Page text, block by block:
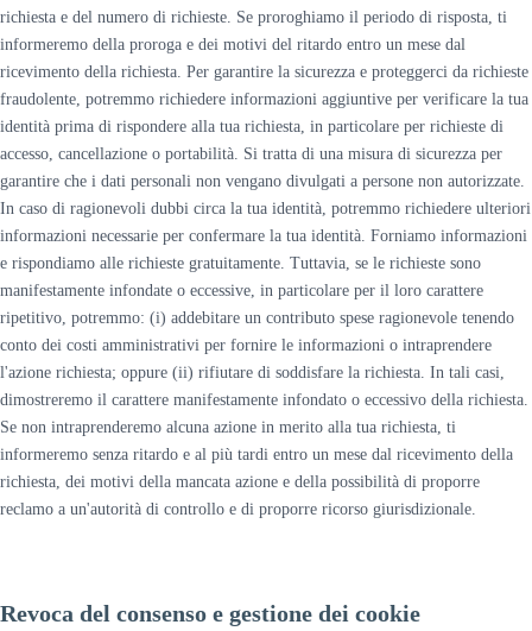
richiesta e del numero di richieste. Se proroghiamo il periodo di risposta, ti
informeremo della proroga e dei motivi del ritardo entro un mese dal
ricevimento della richiesta. Per garantire la sicurezza e proteggerci da richieste
fraudolente, potremmo richiedere informazioni aggiuntive per verificare la tua
identità prima di rispondere alla tua richiesta, in particolare per richieste di
accesso, cancellazione o portabilità. Si tratta di una misura di sicurezza per
garantire che i dati personali non vengano divulgati a persone non autorizzate.
In caso di ragionevoli dubbi circa la tua identità, potremmo richiedere ulteriori
informazioni necessarie per confermare la tua identità. Forniamo informazioni
e rispondiamo alle richieste gratuitamente. Tuttavia, se le richieste sono
manifestamente infondate o eccessive, in particolare per il loro carattere
ripetitivo, potremmo: (i) addebitare un contributo spese ragionevole tenendo
conto dei costi amministrativi per fornire le informazioni o intraprendere
l'azione richiesta; oppure (ii) rifiutare di soddisfare la richiesta. In tali casi,
dimostreremo il carattere manifestamente infondato o eccessivo della richiesta.
Se non intraprenderemo alcuna azione in merito alla tua richiesta, ti
informeremo senza ritardo e al più tardi entro un mese dal ricevimento della
richiesta, dei motivi della mancata azione e della possibilità di proporre
reclamo a un'autorità di controllo e di proporre ricorso giurisdizionale.
Revoca del consenso e gestione dei cookie